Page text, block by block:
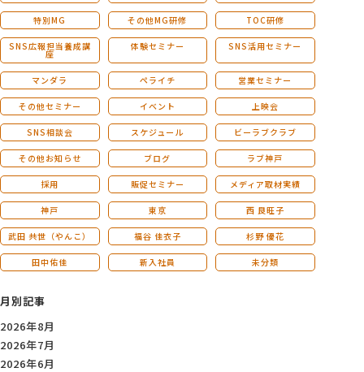
特別MG その他MG研修 TOC研修
SNS広報担当養成講
座
体験セミナー SNS活用セミナー
マンダラ ペライチ 営業セミナー
その他セミナー イベント 上映会
SNS相談会 スケジュール ビーラブクラブ
その他お知らせ ブログ ラブ神戸
採用 販促セミナー メディア取材実績
神戸 東京 西 良旺子
武田 共世（やんこ） 福谷 佳衣子 杉野 優花
田中佑佳 新入社員 未分類
月別記事
2026年8月
2026年7月
2026年6月